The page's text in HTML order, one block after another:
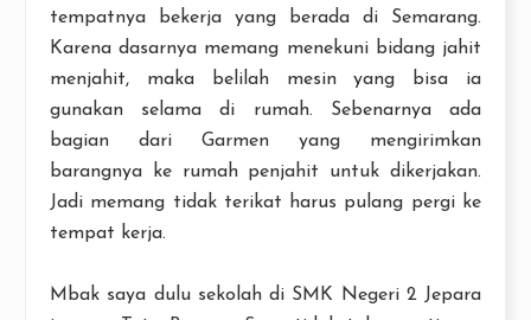
tempatnya bekerja yang berada di Semarang.
Karena dasarnya memang menekuni bidang jahit
menjahit, maka belilah mesin yang bisa ia
gunakan selama di rumah. Sebenarnya ada
bagian dari Garmen yang mengirimkan
barangnya ke rumah penjahit untuk dikerjakan.
Jadi memang tidak terikat harus pulang pergi ke
tempat kerja.
Mbak saya dulu sekolah di SMK Negeri 2 Jepara